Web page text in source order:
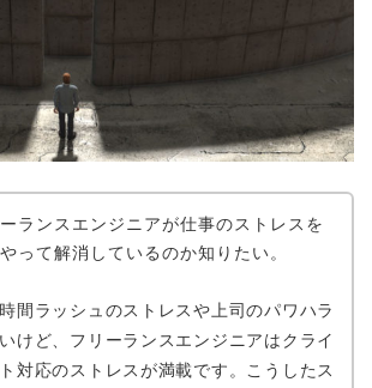
ランスエンジニアが仕事のストレスを
って解消しているのか知りたい。
間ラッシュのストレスや上司のパワハラ
けど、フリーランスエンジニアはクライ
対応のストレスが満載です。こうしたス